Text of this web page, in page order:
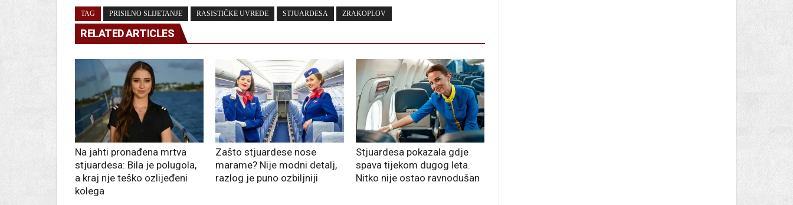
TAG PRISILNO SLIJETANJE RASISTIČKE UVREDE STJUARDESA ZRAKOPLOV
RELATED ARTICLES
Na jahti pronađena mrtva
stjuardesa: Bila je polugola,
a kraj nje teško ozlijeđeni
kolega
Zašto stjuardese nose
marame? Nije modni detalj,
razlog je puno ozbiljniji
Stjuardesa pokazala gdje
spava tijekom dugog leta.
Nitko nije ostao ravnodušan